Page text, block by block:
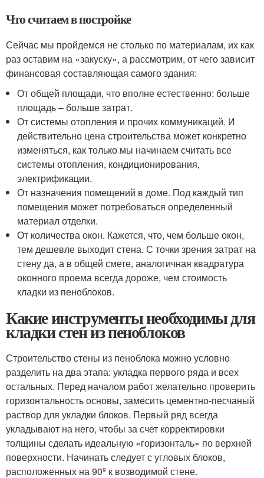
Что считаем в постройке
Сейчас мы пройдемся не столько по материалам, их как
раз оставим на «закуску», а рассмотрим, от чего зависит
финансовая составляющая самого здания:
От общей площади, что вполне естественно: больше
площадь – больше затрат.
От системы отопления и прочих коммуникаций. И
действительно цена строительства может конкретно
изменяться, как только мы начинаем считать все
системы отопления, кондиционирования,
электрификации.
От назначения помещений в доме. Под каждый тип
помещения может потребоваться определенный
материал отделки.
От количества окон. Кажется, что, чем больше окон,
тем дешевле выходит стена. С точки зрения затрат на
стену да, а в общей смете, аналогичная квадратура
оконного проема всегда дороже, чем стоимость
кладки из пеноблоков.
Какие инструменты необходимы для
кладки стен из пеноблоков
Строительство стены из пеноблока можно условно
разделить на два этапа: укладка первого ряда и всех
остальных. Перед началом работ желательно проверить
горизонтальность основы, замесить цементно-песчаный
раствор для укладки блоков. Первый ряд всегда
укладывают на него, чтобы за счет корректировки
толщины сделать идеальную «горизонталь» по верхней
поверхности. Начинать следует с угловых блоков,
расположенных на 90º к возводимой стене.